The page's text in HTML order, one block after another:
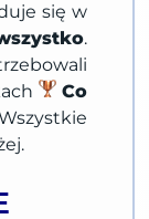
się w
.
Co